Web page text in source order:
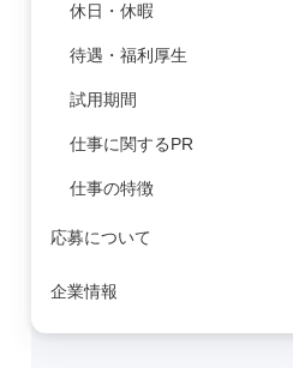
休日・休暇
待遇・福利厚生
試用期間
仕事に関するPR
仕事の特徴
応募について
企業情報